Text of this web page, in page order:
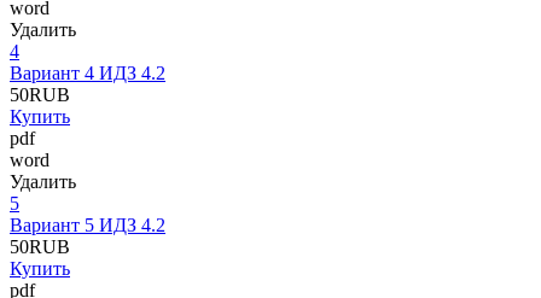
word
Удалить
4
Вариант 4 ИДЗ 4.2
50RUB
Купить
pdf
word
Удалить
5
Вариант 5 ИДЗ 4.2
50RUB
Купить
pdf